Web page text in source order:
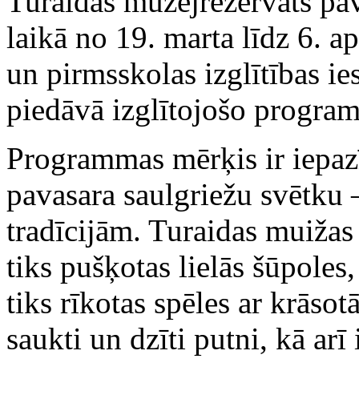
laikā no 19. marta līdz 6.
un pirmsskolas izglītības
piedāvā izglītojošo
Programmas mērķis ir
pavasara saulgriežu
tradīcijām. Turaidas
tiks pušķotas lielās
tiks rīkotas spēles ar
saukti un dzīti putni, kā